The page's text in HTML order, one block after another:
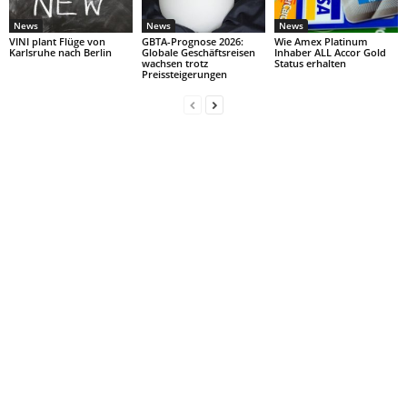
News
VINI plant Flüge von
Karlsruhe nach Berlin
News
GBTA-Prognose 2026:
Globale Geschäftsreisen
wachsen trotz
Preissteigerungen
News
Wie Amex Platinum
Inhaber ALL Accor Gold
Status erhalten